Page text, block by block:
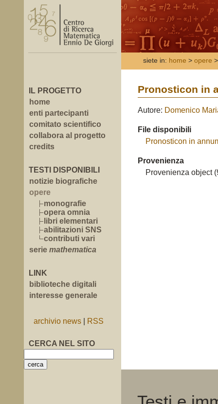
IL PROGETTO
home
enti partecipanti
comitato scientifico
collabora al progetto
credits
TESTI DISPONIBILI
notizie biografiche
opere
monografie
opera omnia
libri elementari
abilitazioni SNS
contributi vari
serie mathematica
LINK
biblioteche digitali
interesse generale
archivio news RSS
CERCA NEL SITO
siete in: home > opere
Pronosticon in
Autore: Domenico
File disponibili
Pronosticon in
Provenienza
Provenienza object